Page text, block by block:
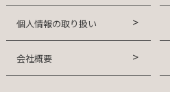
個人情報の取り扱い
会社概要